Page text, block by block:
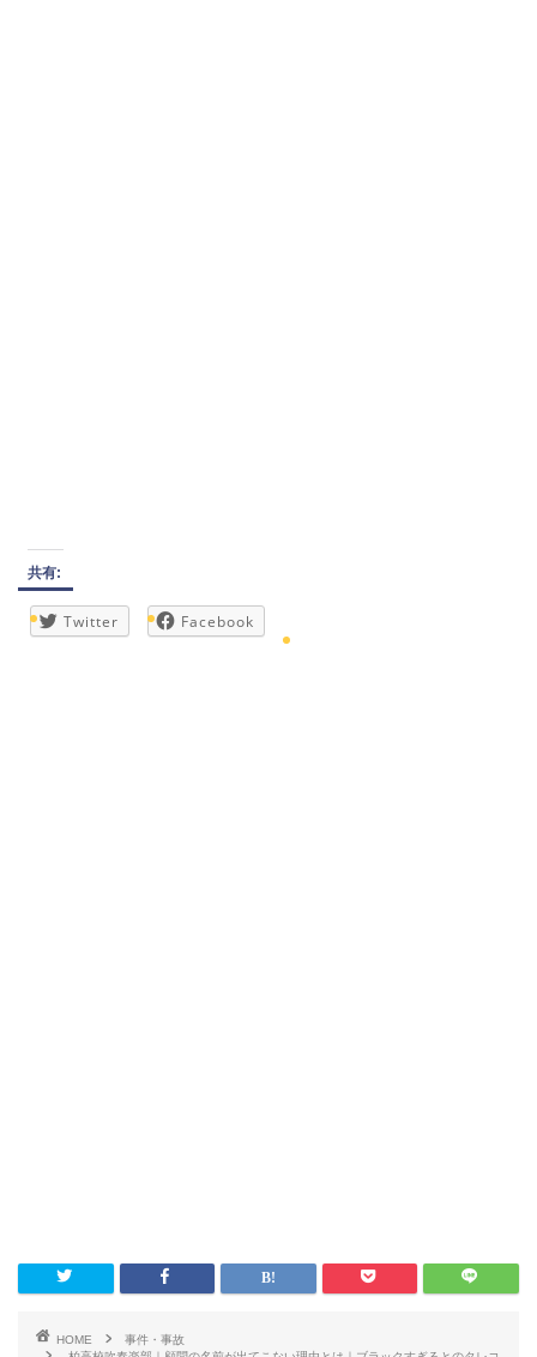
共有:
Twitter Facebook
HOME
事件・事故